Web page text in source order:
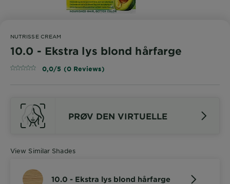
NUTRISSE CREAM
10.0 - Ekstra lys blond hårfarge
0,0/5 (0 Reviews)
PRØV DEN VIRTUELLE
View Similar Shades
10.0 - Ekstra lys blond hårfarge